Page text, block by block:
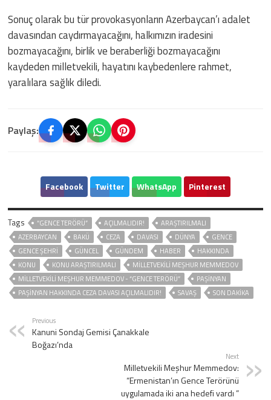
Sonuç olarak bu tür provokasyonların Azerbaycan’ı adalet
davasından caydırmayacağını, halkımızın iradesini
bozmayacağını, birlik ve beraberliği bozmayacağını
kaydeden milletvekili, hayatını kaybedenlere rahmet,
yaralılara sağlık diledi.
Paylaş:
Facebook Twitter WhatsApp Pinterest
Tags “GENCE TERÖRÜ” AÇILMALIDIR!
ARAŞTIRILMALI
AZERBAYCAN
BAKÜ CEZA DAVASI DÜNYA
GENCE
GENCE ŞEHRİ
GÜNCEL GÜNDEM HABER
HAKKINDA
KONU
KONU ARAŞTIRILMALI
MILLETVEKILI MEŞHUR MEMMEDOV
MILLETVEKILI MEŞHUR MEMMEDOV - “GENCE TERÖRÜ”
PAŞINYAN
PAŞINYAN HAKKINDA CEZA DAVASI AÇILMALIDIR!
SAVAŞ SON DAKIKA
Previous
Kanuni Sondaj Gemisi Çanakkale
Boğazı’nda
Next
Milletvekili Meşhur Memmedov:
“Ermenistan’ın Gence Terörünü
uygulamada iki ana hedefi vardı ”